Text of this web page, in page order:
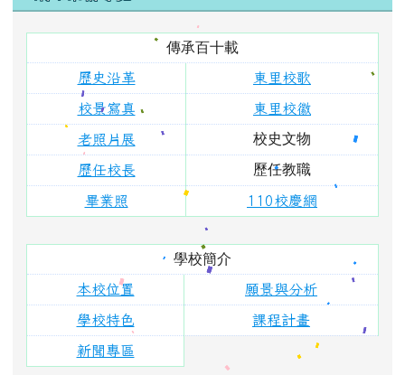
傳承百十載
歷史沿革 東里校歌
校景寫真 東里校徽
老照片展 校史文物
歷任校長 歷任教職
畢業照 110校慶網
學校簡介
本校位置 願景與分析
學校特色 課程計畫
新聞專區